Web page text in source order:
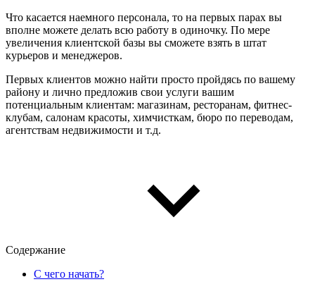
Что касается наемного персонала, то на первых парах вы
вполне можете делать всю работу в одиночку. По мере
увеличения клиентской базы вы сможете взять в штат
курьеров и менеджеров.
Первых клиентов можно найти просто пройдясь по вашему
району и лично предложив свои услуги вашим
потенциальным клиентам: магазинам, ресторанам, фитнес-
клубам, салонам красоты, химчисткам, бюро по переводам,
агентствам недвижимости и т.д.
Содержание
С чего начать?